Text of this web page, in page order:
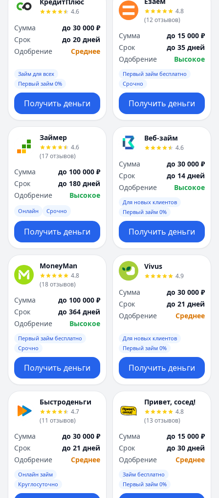
4.6
Сумма
до 30 000 ₽
Срок
до 20 дней
Одобрение
Среднее
Займ для всех
Первый займ 0%
Получить деньги
4.8
(12отзывов)
Сумма
до 15 000 ₽
Срок
до 35 дней
Одобрение
Высокое
Первый займ бесплатно
Срочно
Получить деньги
Займер
4.6
(17отзывов)
Сумма
до 100 000 ₽
Срок
до 180 дней
Одобрение
Высокое
Онлайн Срочно
Получить деньги
Веб-займ
4.6
Сумма
до 30 000 ₽
Срок
до 14 дней
Одобрение
Высокое
Для новых клиентов
Первый займ 0%
Получить деньги
MoneyMan
4.8
(18отзывов)
Сумма
до 100 000 ₽
Срок
до 364 дней
Одобрение
Высокое
Первый займ бесплатно
Срочно
Получить деньги
Vivus
4.9
Сумма
до 30 000 ₽
Срок
до 21 дней
Одобрение
Среднее
Для новых клиентов
Первый займ 0%
Получить деньги
Быстроденьги
4.7
(11 отзывов)
Сумма
до 30 000 ₽
Срок
до 21 дней
Одобрение
Среднее
Онлайн займ
Круглосуточно
Привет, сосед!
4.8
(13 отзывов)
Сумма
до 15 000 ₽
Срок
до 30 дней
Одобрение
Среднее
Займ бесплатно
Первый займ 0%